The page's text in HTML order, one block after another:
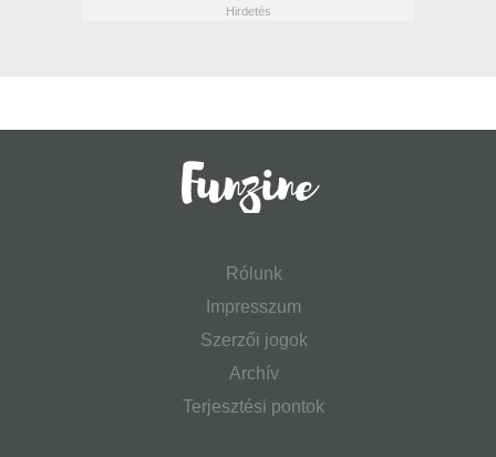
Rólunk
Impresszum
Szerzői jogok
Archív
Terjesztési pontok